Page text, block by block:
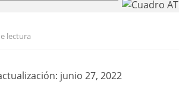
lectura
junio 27, 2022